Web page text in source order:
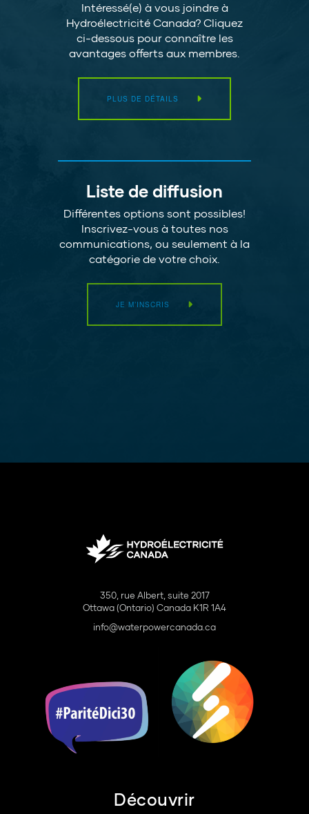
Intéressé(e) à vous joindre à
Hydroélectricité Canada? Cliquez
ci-dessous pour connaître les
avantages offerts aux membres.
PLUS DE DÉTAILS
Liste de diffusion
Différentes options sont possibles!
Inscrivez-vous à toutes nos
communications, ou seulement à la
catégorie de votre choix.
JE M’INSCRIS
350, rue Albert, suite 2017
Ottawa (Ontario) Canada K1R 1A4
info@waterpowercanada.ca
Découvrir